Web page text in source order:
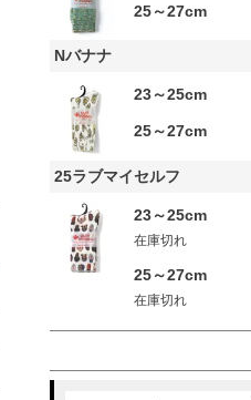
25～27cm
Nバナナ
23～25cm
25～27cm
25ラブマイセルフ
23～25cm
在庫切れ
25～27cm
在庫切れ